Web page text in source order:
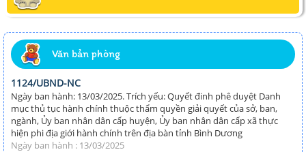
Văn bản phòng
1124/UBND-NC
Ngày ban hành: 13/03/2025. Trích yếu: Quyết đinh phê duyệt Danh
mục thủ tục hành chính thuộc thẩm quyền giải quyết của sở, ban,
ngành, Ủy ban nhân dân cấp huyện, Ủy ban nhân dân cấp xã thực
hiện phi địa giới hành chính trên địa bàn tỉnh Bình Dương
Ngày ban hành : 13/03/2025